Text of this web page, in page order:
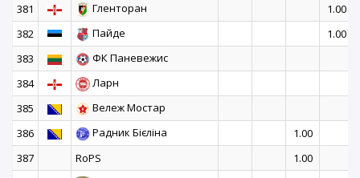
381
Гленторан
1.00
382
Пайде
1.00
383
ФК Паневежис
384
Ларн
385
Вележ Мостар
386
Радник Бієліна
1.00
387
RoPS
1.00